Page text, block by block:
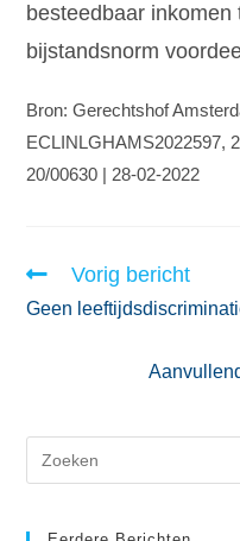
besteedbaar
bijstandsnorm
Bron: Gerechtshof
ECLINLGHAMS2022597,
20/00630 | 28-02-2022
Vorig bericht
Geen